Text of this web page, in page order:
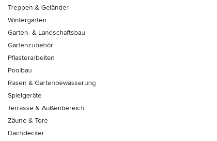
Treppen & Geländer
Wintergärten
Garten- & Landschaftsbau
Gartenzubehör
Pflasterarbeiten
Poolbau
Rasen & Gartenbewässerung
Spielgeräte
Terrasse & Außenbereich
Zäune & Tore
Dachdecker